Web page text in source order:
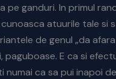
pe ganduri. In primul
atuurile tale si
de genul „da
paguboase. E ca si
numai ca sa pui inapoi